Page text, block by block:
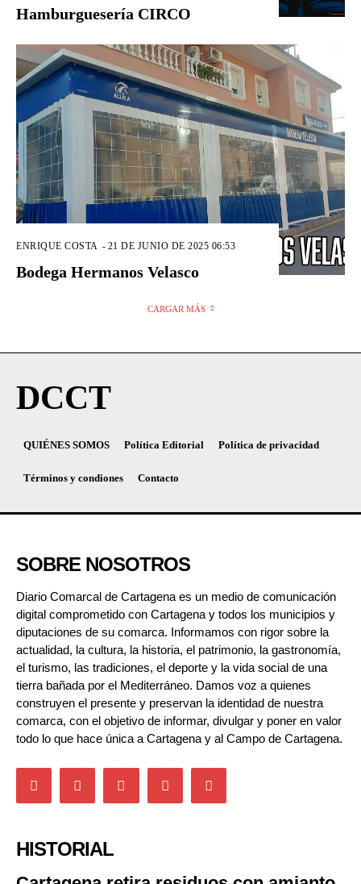
Hamburguesería CIRCO
ENRIQUE COSTA - 21 DE JUNIO DE 2025 06:53
Bodega Hermanos Velasco
CARGAR MÁS
DCCT
QUIÉNES SOMOS Política Editorial Política de privacidad
Términos y condiones Contacto
SOBRE NOSOTROS
Diario Comarcal de Cartagena es un medio de comunicación
digital comprometido con Cartagena y todos los municipios y
diputaciones de su comarca. Informamos con rigor sobre la
actualidad, la cultura, la historia, el patrimonio, la gastronomía,
el turismo, las tradiciones, el deporte y la vida social de una
tierra bañada por el Mediterráneo. Damos voz a quienes
construyen el presente y preservan la identidad de nuestra
comarca, con el objetivo de informar, divulgar y poner en valor
todo lo que hace única a Cartagena y al Campo de Cartagena.
HISTORIAL